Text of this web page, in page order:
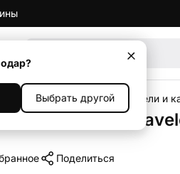
Выбрать другой
Аксессуары Флеш-накопители и
Kingston
Поделиться